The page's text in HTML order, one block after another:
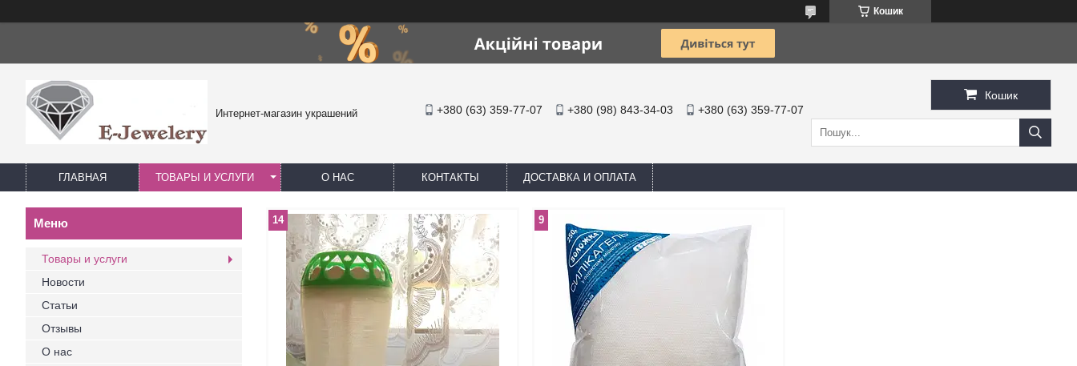
Кошик
Интернет-магазин украшений +380 (63) 359-77-07 +380 (98) 843-34-03 +380 (63) 359-77-07
Кошик
ГЛАВНАЯ ТОВАРЫ И УСЛУГИ О НАС КОНТАКТЫ ДОСТАВКА И ОПЛАТА
14 9
Товары и услуги
Новости
Статьи
Отзывы
О нас